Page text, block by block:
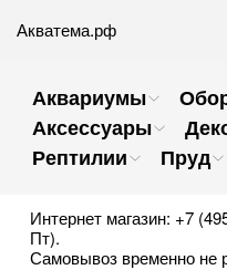
Акватема.рф
Аквариумы
Аксессуары
Рептилии
Пруд
Интернет магазин: +7
Пт).
Самовывоз временно не